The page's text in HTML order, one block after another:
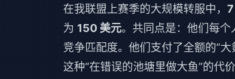
在我联盟上赛季的大规模转服中，
为 150 美元。共同点是：他们每个
竞争匹配度。他们支付了全额的“大
这种“在错误的池塘里做大鱼”的代